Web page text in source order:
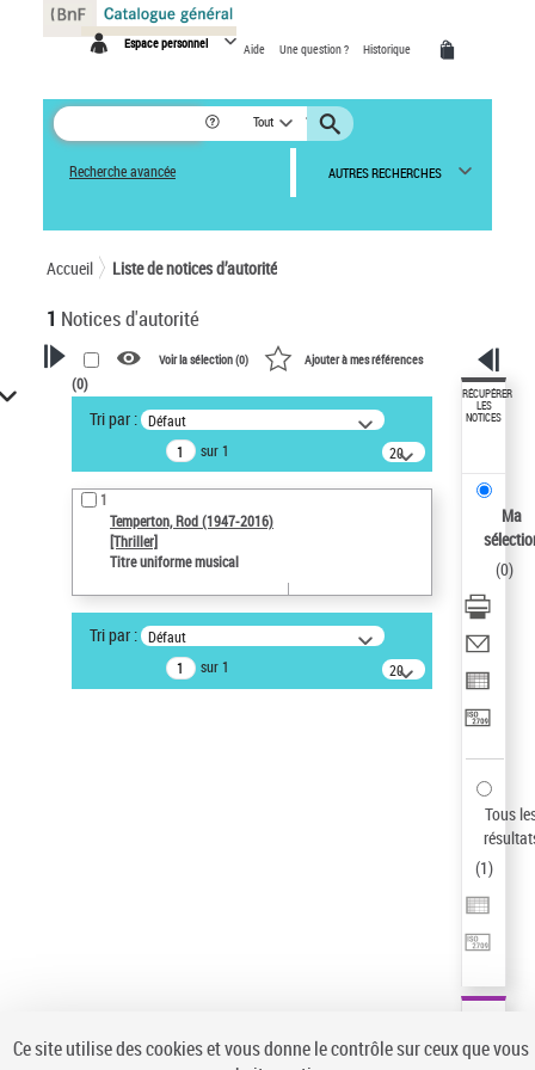
Espace personnel Aide Une question ? Historique
Tout
Recherche avancée AUTRES RECHERCHES
Accueil Liste de notices d’autorité
1 Notices d'autorité
VOTRE RECHERCHE
Recherche avancée dans les
notices d’autorité
Œuvres liées à l'auteur :
Temperton, Rod (1947-2016)
Type de notice d'autorité
Voir la sélection (0) Ajouter à mes références
(0)
Tri par : Défaut
sur 1
20
résultats/page
1
Temperton, Rod (1947-2016)
[Thriller]
Titre uniforme musical
Tri par : Défaut
sur 1
20
résultats/page
RÉCUPÉRER
LES
NOTICES
Ma
(0)
Tous
(1)
Panneau de gestion des cookies
Ce site utilise des cookies et vous donne le contrôle sur ceux que vous